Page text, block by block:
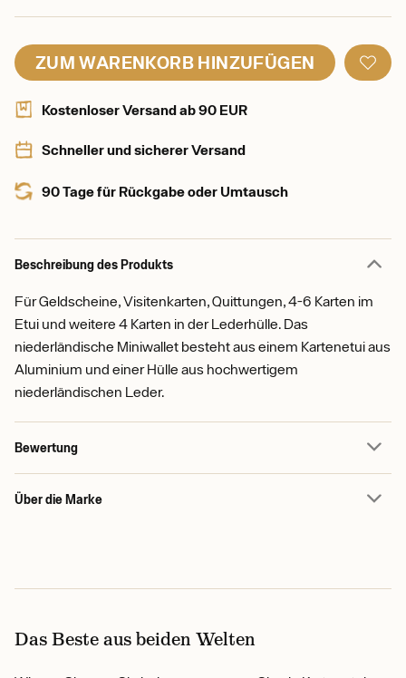
ZUM WARENKORB HINZUFÜGEN
Kostenloser Versand ab 90 EUR
Schneller und sicherer Versand
90 Tage für Rückgabe oder Umtausch
Beschreibung des Produkts
Für Geldscheine, Visitenkarten, Quittungen, 4-6 Karten im
Etui und weitere 4 Karten in der Lederhülle. Das
niederländische Miniwallet besteht aus einem Kartenetui aus
Aluminium und einer Hülle aus hochwertigem
niederländischen Leder.
Bewertung
Über die Marke
Das Beste aus beiden Welten